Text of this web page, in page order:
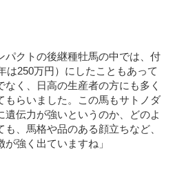
クトの後継種牡馬の中では、付
は250万円）にしたこともあって
く、日高の生産者の方にも多く
もらいました。この馬もサトノダ
遺伝力が強いというのか、どのよ
、馬格や品のある顔立ちなど、
強く出ていますね」